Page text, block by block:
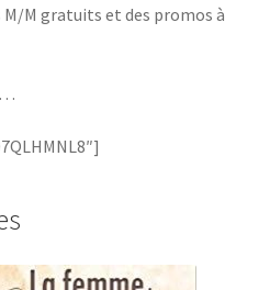
M gratuits et des promos à